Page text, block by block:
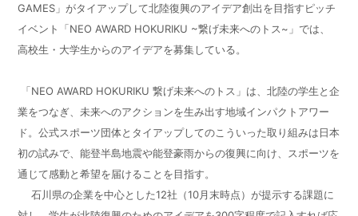
GAMES」がタイアップして北陸復興のアイデア創出を目指すピッチ
イベント「NEO AWARD HOKURIKU ~繋げ未来へのトス~」では、
高校生・大学生からのアイデアを募集している。
「NEO AWARD HOKURIKU 繋げ未来へのトス」は、北陸の学生と企
業をつなぎ、未来へのアクションを生み出す地域インパクトアワー
ド。公式スポーツ団体とタイアップしてのこういった取り組みは日本
初の試みで、能登半島地震や能登豪雨からの復興に向け、スポーツを
通じて感動と希望を届けることを目指す。
石川県の企業を中心とした12社（10月末時点）が提示する課題に